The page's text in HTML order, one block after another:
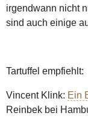
irgendwann nicht
sind auch einige
Tartuffel empfiehlt:
Vincent Klink: Ein
Reinbek bei